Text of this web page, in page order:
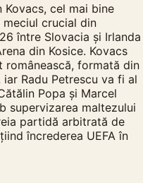
Kovacs, cel mai bine
crucial din
între Slovacia și Irlanda
din Kosice. Kovacs
formată din
Radu Petrescu va fi al
Popa și Marcel
supervizarea maltezului
partidă arbitrată de
încrederea UEFA în